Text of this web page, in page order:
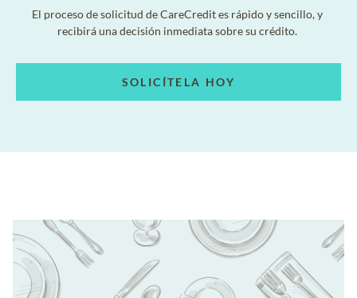
El proceso de solicitud de CareCredit es rápido y sencillo, y
recibirá una decisión inmediata sobre su crédito.
SOLICÍTELA HOY